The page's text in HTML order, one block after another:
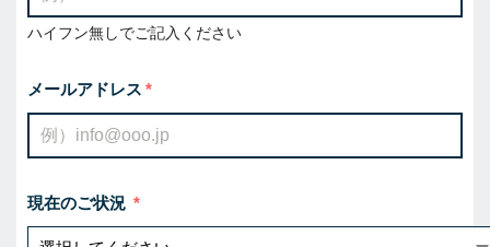
ハイフン無しでご記入ください
メールアドレス
現在のご状況